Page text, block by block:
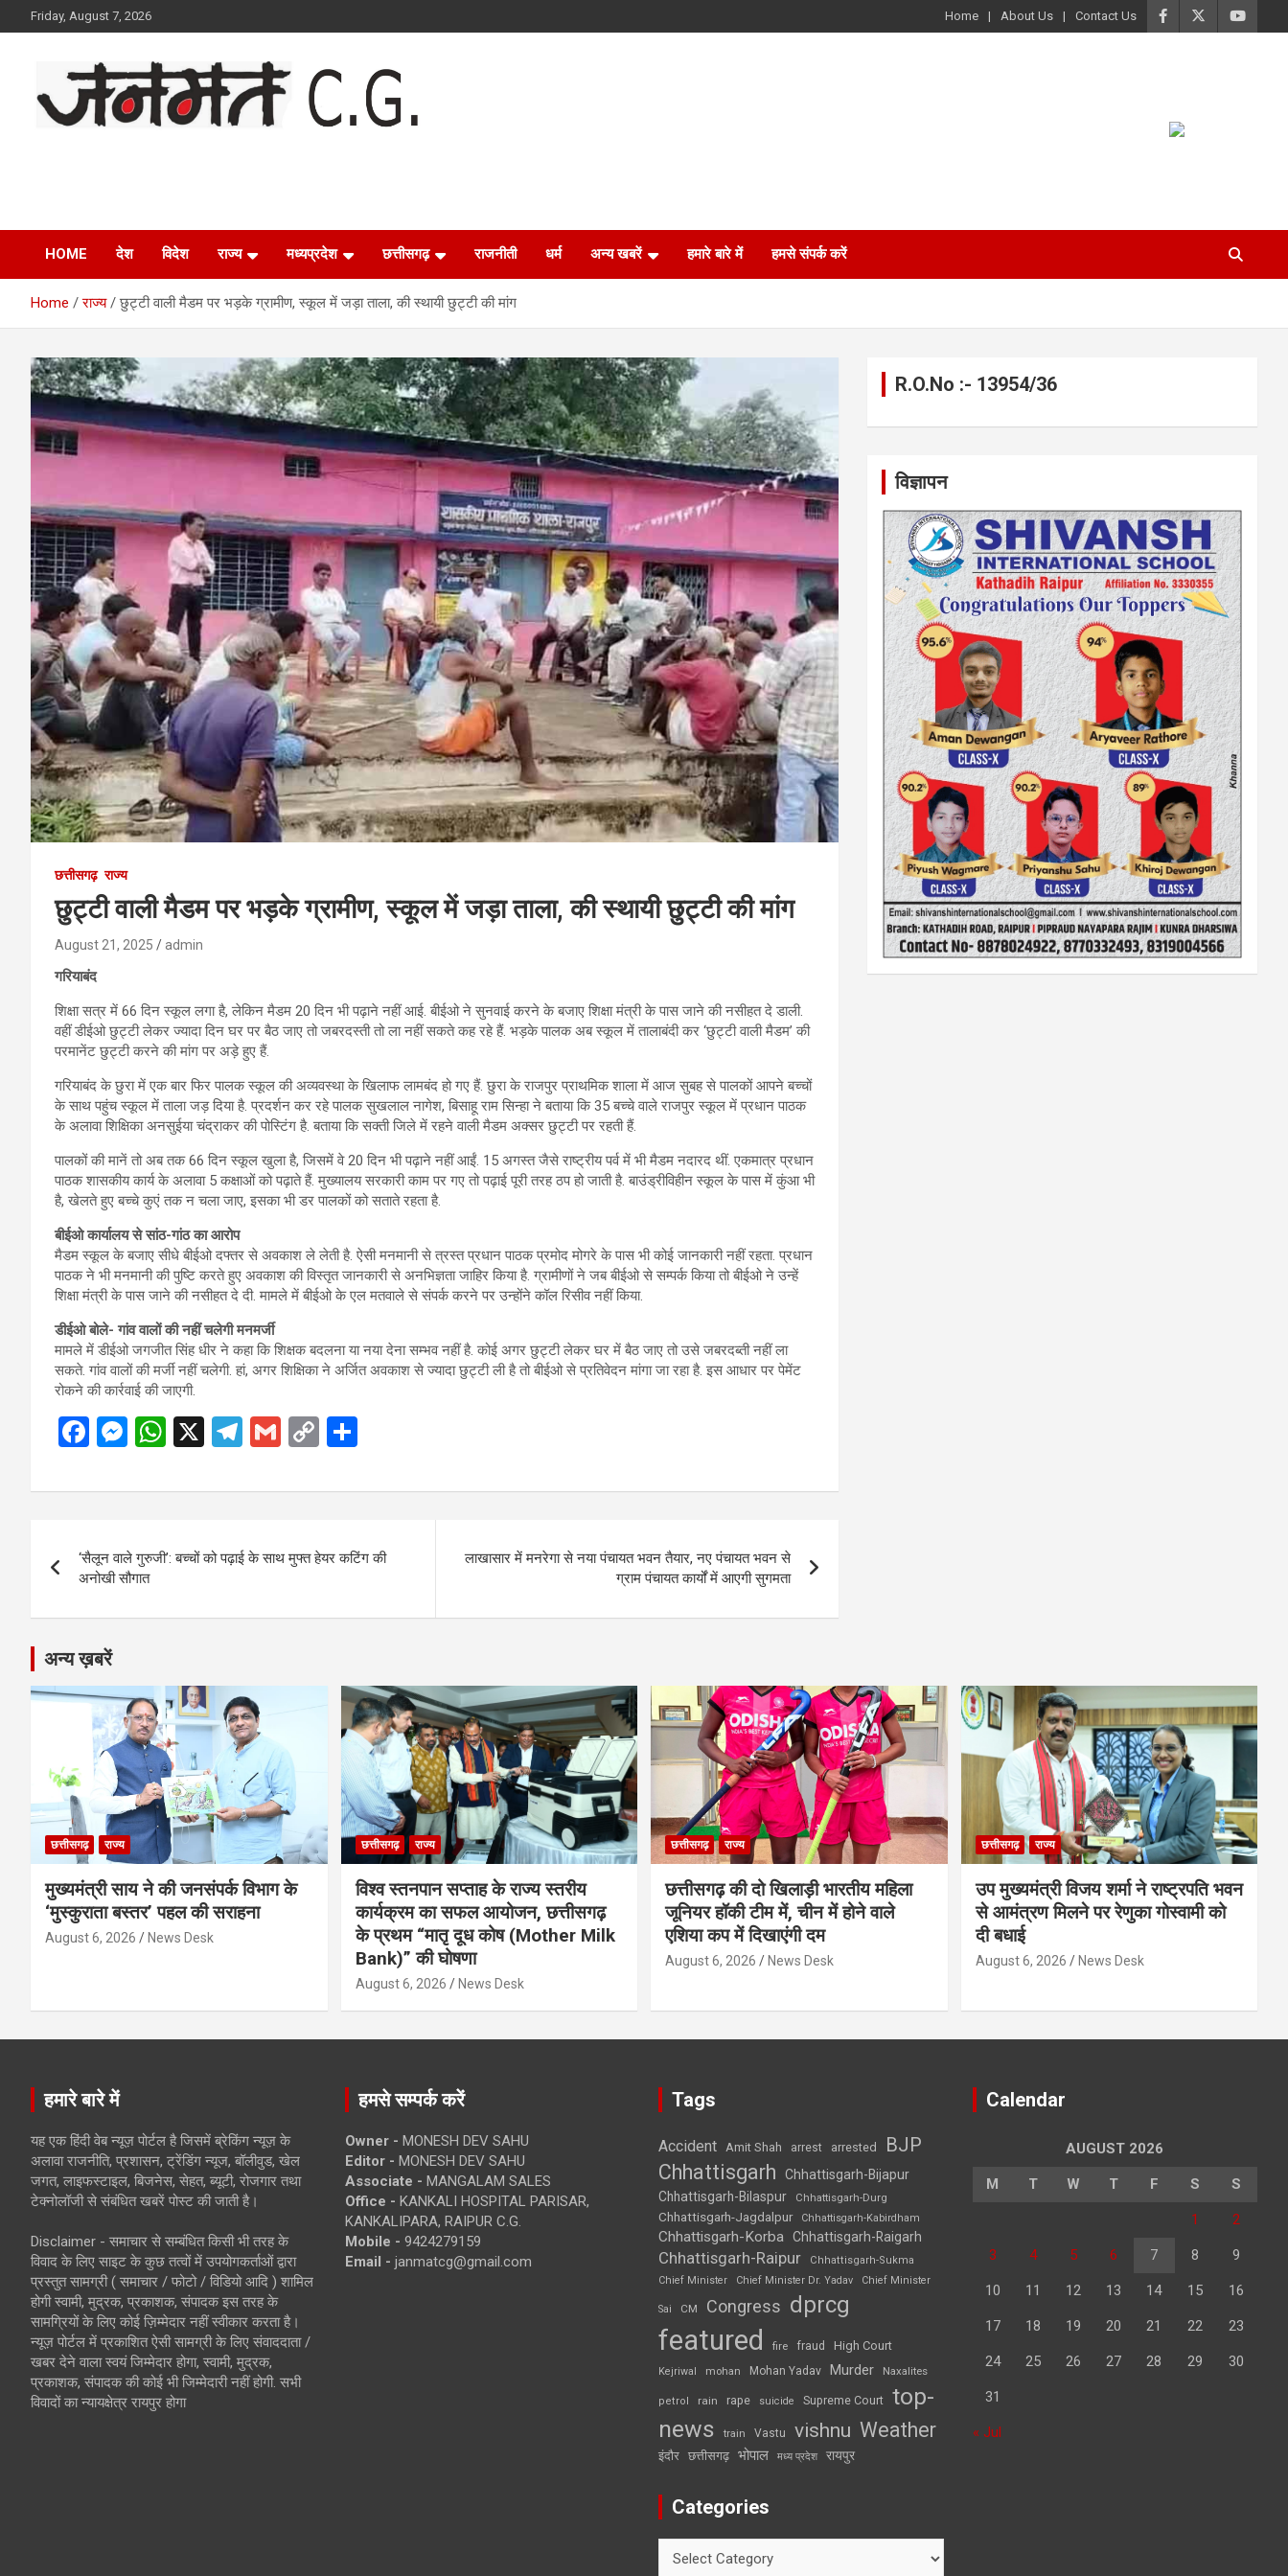
to
Friday, August 7, 2026 Home About Us Contact Us
HOME देश विदेश राज्य मध्यप्रदेश छत्तीसगढ़ राजनीती धर्म अन्य खबरें हमारे बारे में हमसे संपर्क करें
Home राज्य छुट्टी वाली मैडम पर भड़के ग्रामीण, स्कूल में जड़ा ताला, की स्थायी छुट्टी की मांग
छत्तीसगढ़ राज्य
छुट्टी वाली मैडम पर भड़के ग्रामीण, स्कूल में जड़ा ताला, की स्थायी छुट्टी की मांग
August 21, 2025 admin
गरियाबंद
शिक्षा सत्र में 66 दिन स्कूल लगा है, लेकिन मैडम 20 दिन भी पढ़ाने नहीं आई. बीईओ ने सुनवाई करने के बजाए शिक्षा मंत्री के पास जाने की नसीहत दे डाली.
वहीं डीईओ छुट्टी लेकर ज्यादा दिन घर पर बैठ जाए तो जबरदस्ती तो ला नहीं सकते कह रहे हैं. भड़के पालक अब स्कूल में तालाबंदी कर ‘छुट्टी वाली मैडम’ की
परमानेंट छुट्टी करने की मांग पर अड़े हुए हैं.
गरियाबंद के छुरा में एक बार फिर पालक स्कूल की अव्यवस्था के खिलाफ लामबंद हो गए हैं. छुरा के राजपुर प्राथमिक शाला में आज सुबह से पालकों आपने बच्चों
के साथ पहुंच स्कूल में ताला जड़ दिया है. प्रदर्शन कर रहे पालक सुखलाल नागेश, बिसाहू राम सिन्हा ने बताया कि 35 बच्चे वाले राजपुर स्कूल में प्रधान पाठक
के अलावा शिक्षिका अनसुईया चंद्राकर की पोस्टिंग है. बताया कि सक्ती जिले में रहने वाली मैडम अक्सर छुट्टी पर रहती हैं.
पालकों की मानें तो अब तक 66 दिन स्कूल खुला है, जिसमें वे 20 दिन भी पढ़ाने नहीं आईं. 15 अगस्त जैसे राष्ट्रीय पर्व में भी मैडम नदारद थीं. एकमात्र प्रधान
पाठक शासकीय कार्य के अलावा 5 कक्षाओं को पढ़ाते हैं. मुख्यालय सरकारी काम पर गए तो पढ़ाई पूरी तरह ठप हो जाती है. बाउंड्रीविहीन स्कूल के पास में कुंआ भी
है, खेलते हुए बच्चे कुएं तक न चला जाए, इसका भी डर पालकों को सताते रहता है.
बीईओ कार्यालय से सांठ-गांठ का आरोप
मैडम स्कूल के बजाए सीधे बीईओ दफ्तर से अवकाश ले लेती है. ऐसी मनमानी से त्रस्त प्रधान पाठक प्रमोद मोगरे के पास भी कोई जानकारी नहीं रहता. प्रधान
पाठक ने भी मनमानी की पुष्टि करते हुए अवकाश की विस्तृत जानकारी से अनभिज्ञता जाहिर किया है. ग्रामीणों ने जब बीईओ से सम्पर्क किया तो बीईओ ने उन्हें
शिक्षा मंत्री के पास जाने की नसीहत दे दी. मामले में बीईओ के एल मतवाले से संपर्क करने पर उन्होंने कॉल रिसीव नहीं किया.
डीईओ बोले- गांव वालों की नहीं चलेगी मनमर्जी
मामले में डीईओ जगजीत सिंह धीर ने कहा कि शिक्षक बदलना या नया देना सम्भव नहीं है. कोई अगर छुट्टी लेकर घर में बैठ जाए तो उसे जबरदब्ती नहीं ला
सकते. गांव वालों की मर्जी नहीं चलेगी. हां, अगर शिक्षिका ने अर्जित अवकाश से ज्यादा छुट्टी ली है तो बीईओ से प्रतिवेदन मांगा जा रहा है. इस आधार पर पेमेंट
रोकने की कार्रवाई की जाएगी.
F
ce
o
o
k
M
se
g
er
W
at
A
p
X
T
e
a
G
ail
C
py
n
ar
navigation
‘सैलून वाले गुरुजी’: बच्चों को पढ़ाई के साथ मुफ्त हेयर कटिंग की
अनोखी सौगात
लाखासार में मनरेगा से नया पंचायत भवन तैयार, नए पंचायत भवन से
ग्राम पंचायत कार्यों में आएगी सुगमता
R.O.No :- 13954/36
विज्ञापन
अन्य ख़बरें
छत्तीसगढ़ राज्य
मुख्यमंत्री साय ने की जनसंपर्क विभाग के
‘मुस्कुराता बस्तर’ पहल की सराहना
August 6, 2026 News Desk
छत्तीसगढ़ राज्य
विश्व स्तनपान सप्ताह के राज्य स्तरीय
कार्यक्रम का सफल आयोजन, छत्तीसगढ़
के प्रथम “मातृ दूध कोष (Mother Milk
Bank)” की घोषणा
August 6, 2026 News Desk
छत्तीसगढ़ राज्य
छत्तीसगढ़ की दो खिलाड़ी भारतीय महिला
जूनियर हॉकी टीम में, चीन में होने वाले
एशिया कप में दिखाएंगी दम
August 6, 2026 News Desk
छत्तीसगढ़ राज्य
उप मुख्यमंत्री विजय शर्मा ने राष्ट्रपति भवन
से आमंत्रण मिलने पर रेणुका गोस्वामी को
दी बधाई
August 6, 2026 News Desk
हमारे बारे में
यह एक हिंदी वेब न्यूज़ पोर्टल है जिसमें ब्रेकिंग न्यूज़ के
अलावा राजनीति, प्रशासन, ट्रेंडिंग न्यूज, बॉलीवुड, खेल
जगत, लाइफस्टाइल, बिजनेस, सेहत, ब्यूटी, रोजगार तथा
टेक्नोलॉजी से संबंधित खबरें पोस्ट की जाती है।
Disclaimer - समाचार से सम्बंधित किसी भी तरह के
विवाद के लिए साइट के कुछ तत्वों में उपयोगकर्ताओं द्वारा
प्रस्तुत सामग्री ( समाचार / फोटो / विडियो आदि ) शामिल
होगी स्वामी, मुद्रक, प्रकाशक, संपादक इस तरह के
सामग्रियों के लिए कोई ज़िम्मेदार नहीं स्वीकार करता है।
न्यूज़ पोर्टल में प्रकाशित ऐसी सामग्री के लिए संवाददाता /
खबर देने वाला स्वयं जिम्मेदार होगा, स्वामी, मुद्रक,
प्रकाशक, संपादक की कोई भी जिम्मेदारी नहीं होगी. सभी
विवादों का न्यायक्षेत्र रायपुर होगा
हमसे सम्पर्क करें
Owner - MONESH DEV SAHU
Editor - MONESH DEV SAHU
Associate - MANGALAM SALES
Office - KANKALI HOSPITAL PARISAR,
KANKALIPARA, RAIPUR C.G.
Mobile - 9424279159
Email - janmatcg@gmail.com
Tags
Accident Amit Shah arrest arrested BJP
Chhattisgarh
Chhattisgarh-Bijapur
Chhattisgarh-Bilaspur
Chhattisgarh-Durg
Chhattisgarh-Jagdalpur Chhattisgarh-Kabirdham
Chhattisgarh-Korba Chhattisgarh-Raigarh
Chhattisgarh-Raipur
Chhattisgarh-Sukma
Chief Minister
Chief Minister Dr. Yadav Chief Minister
Sai CM Congress dprcg
featured fire fraud High Court
Kejriwal mohan Mohan Yadav Murder Naxalites
petrol rain rape suicide Supreme Court top-
news
train Vastu vishnu Weather
इंदौर छत्तीसगढ़ भोपाल मध्य प्रदेश रायपुर
Categories
Calendar
AUGUST 2026
M T W T F S S
1 2
3 4 5 6 7 8 9
10 11 12 13 14 15 16
17 18 19 20 21 22 23
24 25 26 27 28 29 30
31
« Jul